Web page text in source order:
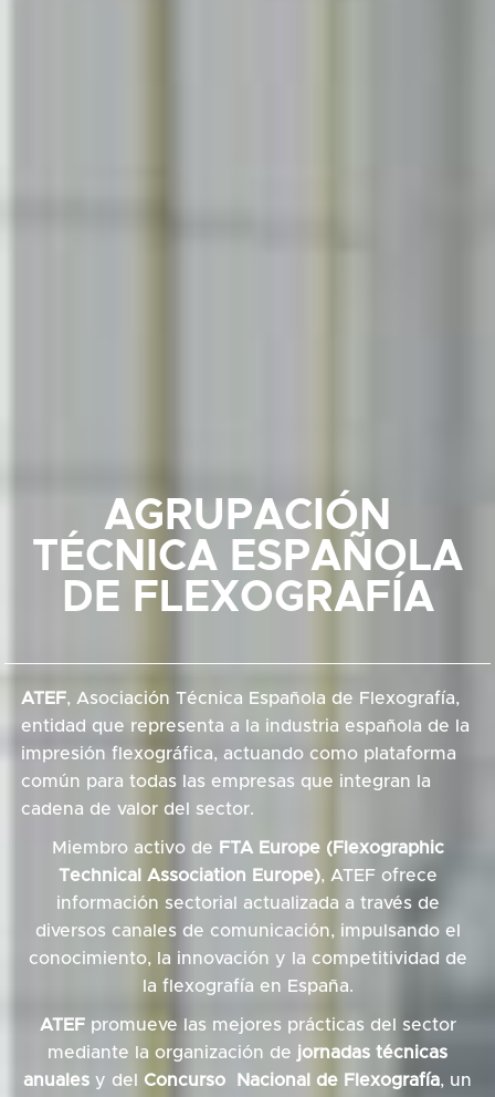
AGRUPACIÓN
TÉCNICA ESPAÑOLA
DE FLEXOGRAFÍA
ATEF, Asociación Técnica Española de Flexografía,
entidad que representa a la industria española de la
impresión flexográfica, actuando como plataforma
común para todas las empresas que integran la
cadena de valor del sector.
Miembro activo de FTA Europe (Flexographic
Technical Association Europe), ATEF ofrece
información sectorial actualizada a través de
diversos canales de comunicación, impulsando el
conocimiento, la innovación y la competitividad de
la flexografía en España.
ATEFpromueve las mejores prácticas del sector
mediante la organización de jornadas técnicas
anuales y del Concurso Nacional de Flexografía, un